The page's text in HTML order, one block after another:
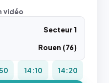
vidéo
Secteur 1
Rouen (76)
14:10 14:20